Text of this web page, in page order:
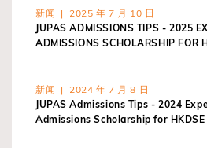
新闻 | 2025 年 7 月 10 日
JUPAS ADMISSIONS TIPS - 2025
ADMISSIONS SCHOLARSHIP FOR
新闻 | 2024 年 7 月 8 日
JUPAS Admissions Tips - 2024
Admissions Scholarship for